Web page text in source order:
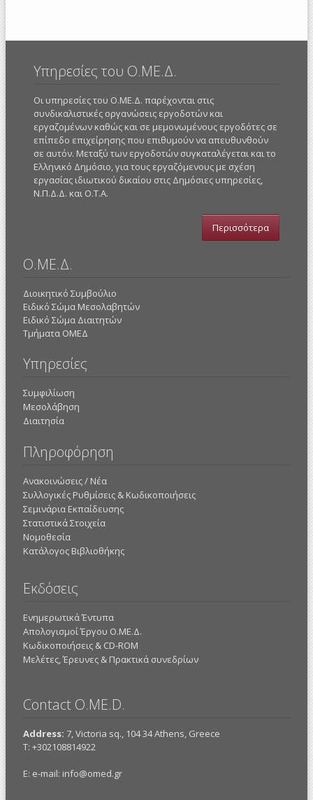
Υπηρεσίες του Ο.ΜΕ.Δ.
Οι υπηρεσίες του Ο.ΜΕ.Δ. παρέχονται στις
συνδικαλιστικές οργανώσεις εργοδοτών και
εργαζομένων καθώς και σε μεμονωμένους εργοδότες σε
επίπεδο επιχείρησης που επιθυμούν να απευθυνθούν
σε αυτόν. Μεταξύ των εργοδοτών συγκαταλέγεται και το
Ελληνικό Δημόσιο, για τους εργαζόμενους με σχέση
εργασίας ιδιωτικού δικαίου στις Δημόσιες υπηρεσίες,
Ν.Π.Δ.Δ. και Ο.Τ.Α.
Περισσότερα
Ο.ΜΕ.Δ.
Διοικητικό Συμβούλιο
Ειδικό Σώμα Μεσολαβητών
Ειδικό Σώμα Διαιτητών
Τμήματα ΟΜΕΔ
Υπηρεσίες
Συμφιλίωση
Μεσολάβηση
Διαιτησία
Πληροφόρηση
Ανακοινώσεις / Νέα
Συλλογικές Ρυθμίσεις & Κωδικοποιήσεις
Σεμινάρια Εκπαίδευσης
Στατιστικά Στοιχεία
Νομοθεσία
Κατάλογος Βιβλιοθήκης
Εκδόσεις
Ενημερωτικά Έντυπα
Απολογισμοί Έργου Ο.ΜΕ.Δ.
Κωδικοποιήσεις & CD-ROM
Mελέτες, Έρευνες & Πρακτικά συνεδρίων
Contact O.ME.D.
Address: 7, Victoria sq., 104 34 Athens, Greece
Τ: +302108814922
E: e-mail: info@omed.gr